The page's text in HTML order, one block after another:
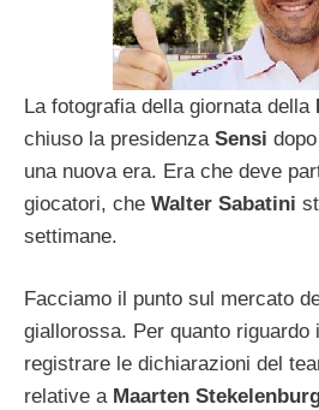
La fotografia della giornata della
chiuso la presidenza Sensi
una nuova era. Era che deve
giocatori, che Walter Sabatini
settimane.
Facciamo il punto sul mercato
giallorossa. Per quanto riguardo
registrare le dichiarazioni del
relative a Maarten